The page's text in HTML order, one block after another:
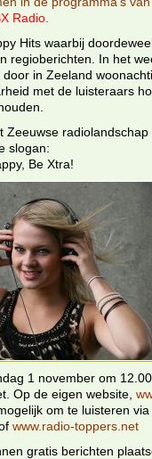
Radio.
Hits waarbij
regioberichten. In het
in Zeeland
met de luisteraars
slogan:
Be Xtra!
1 november om
Op de eigen website,
om te luisteren
www.radio-toppers.net
gratis berichten